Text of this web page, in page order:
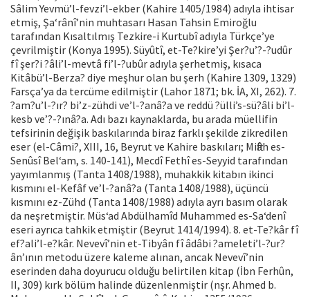
Sâlim Yevmü’l-fevzi’l-ekber (Kahire 1405/1984) adıyla ihtisar
etmiş, Şa‘rânî’nin muhtasarı Hasan Tahsin Emiroğlu
tarafından Kısaltılmış Tezkire-i Kurtubî adıyla Türkçe’ye
çevrilmiştir (Konya 1995). Süyûtî, et-Te?kire’yi Şer?u’?-?udûr
fî şer?i ?âli’l-mevtâ fi’l-?ubûr adıyla şerhetmiş, kısaca
Kitâbü’l-Berza? diye meşhur olan bu şerh (Kahire 1309, 1329)
Farsça’ya da tercüme edilmiştir (Lahor 1871; bk. İA, XI, 262). 7.
?am?u’l-?ır? bi’z-zühdi ve’l-?anâ?a ve reddü ?ülli’s-sü?âli bi’l-
kesb ve’?-?ınâ?a. Adı bazı kaynaklarda, bu arada müellifin
tefsirinin değişik baskılarında biraz farklı şekilde zikredilen
eser (el-Câmi?, XIII, 16, Beyrut ve Kahire baskıları; Miftâh es-
Senûsî Bel‘am, s. 140-141), Mecdî Fethî es-Seyyid tarafından
yayımlanmış (Tanta 1408/1988), muhakkik kitabın ikinci
kısmını el-Kefâf ve’l-?anâ?a (Tanta 1408/1988), üçüncü
kısmını ez-Zühd (Tanta 1408/1988) adıyla ayrı basım olarak
da neşretmiştir. Müs‘ad Abdülhamîd Muhammed es-Sa‘denî
eseri ayrıca tahkik etmiştir (Beyrut 1414/1994). 8. et-Te?kâr fî
ef?ali’l-e?kâr. Nevevî’nin et-Tibyân fî âdâbi ?ameleti’l-?ur?
ân’ının metodu üzere kaleme alınan, ancak Nevevî’nin
eserinden daha doyurucu olduğu belirtilen kitap (İbn Ferhûn,
II, 309) kırk bölüm halinde düzenlenmiştir (nşr. Ahmed b.